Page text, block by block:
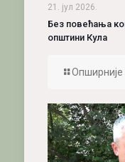
21. јул 2026.
Без повећања
општини Кула
Опширније